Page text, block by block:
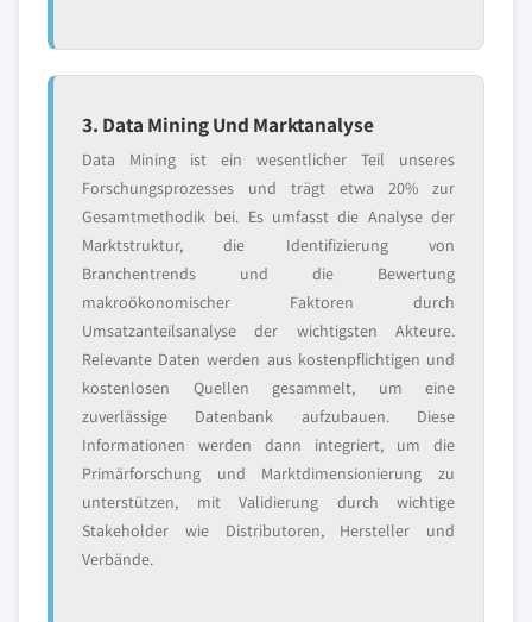
3. Data Mining Und Marktanalyse
Data Mining ist ein wesentlicher Teil unseres
Forschungsprozesses und trägt etwa 20% zur
Gesamtmethodik bei. Es umfasst die Analyse der
Marktstruktur, die Identifizierung von
Branchentrends und die Bewertung
makroökonomischer Faktoren durch
Umsatzanteilsanalyse der wichtigsten Akteure.
Relevante Daten werden aus kostenpflichtigen und
kostenlosen Quellen gesammelt, um eine
zuverlässige Datenbank aufzubauen. Diese
Informationen werden dann integriert, um die
Primärforschung und Marktdimensionierung zu
unterstützen, mit Validierung durch wichtige
Stakeholder wie Distributoren, Hersteller und
Verbände.